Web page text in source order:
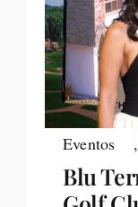
Eventos ,
Blu